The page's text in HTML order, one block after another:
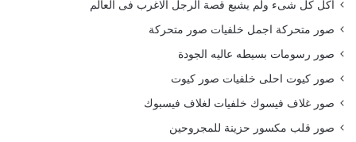
أكل كل شىء ولم يشبع قصة الرجل الاغرب فى العالم
صور متحركة اجمل خلفيات صور متحركة
صور رسومات بسيطه عاليه الجودة
صور كيوت احلى خلفيات صور كيوت
صور غلاف فيسوك خلفيات لغلاف فيسبوك
صور قلب مكسور حزينة للمجروحين